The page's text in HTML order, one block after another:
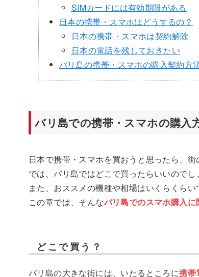
SIMカードには有効期限がある
日本の携帯・スマホはどうするの？
日本の携帯・スマホは契約解除
日本の電話を残しておきたい
バリ島の携帯・スマホの購入契約方
バリ島での携帯・スマホの購入
日本で携帯・スマホを買おうと思ったら、
では、バリ島ではどこで買ったらいいのでし
また、おススメの機種や相場はいくらくらい
この章では、そんなバリ島でのスマホ購入
どこで買う？
バリ島の大きな街には、いたるところに携帯